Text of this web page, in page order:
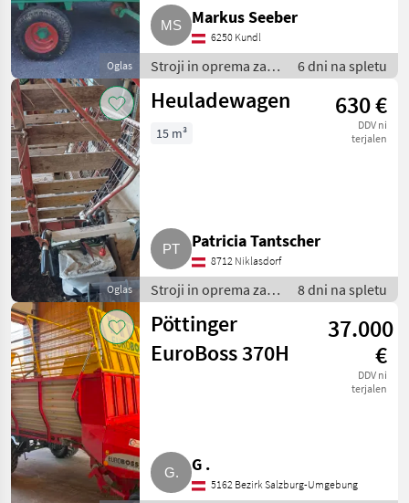
Oglas
Markus Seeber
6250 Kundl
Stroji in oprema za
žetev in spravilo /
Nakladalna prikolica
6 dni na spletu
Oglas
Heuladewagen 630 €
DDV ni
terjalen
15 m³
Patricia Tantscher
8712 Niklasdorf
Stroji in oprema za
žetev in spravilo /
Nakladalna prikolica
8 dni na spletu
Pöttinger
EuroBoss 370H
37.000
€
DDV ni
terjalen
G .
5162 Bezirk Salzburg-Umgebung